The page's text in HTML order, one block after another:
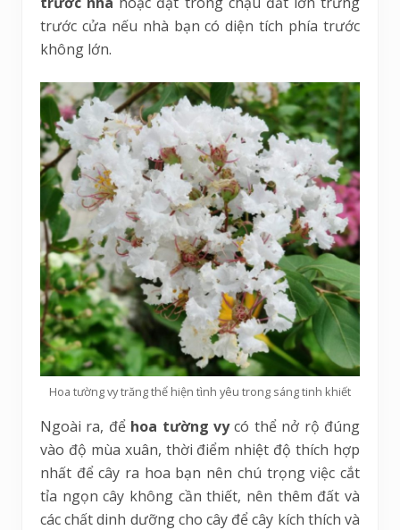
trước cửa nếu nhà bạn có diện tích phía trước
không lớn.
Hoa tường vy trăng thể hiện tình yêu trong sáng tinh khiết
Ngoài ra, đểhoa tường vycó thể nở rộ đúng
vào độ mùa xuân, thời điểm nhiệt độ thích hợp
nhất để cây ra hoa bạn nên chú trọng việc cắt
tỉa ngọn cây không cần thiết, nên thêm đất và
các chất dinh dưỡng cho cây để cây kích thích và